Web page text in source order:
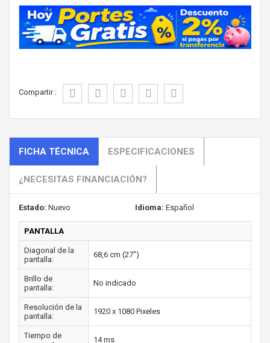
Compartir :
FICHA TÉCNICA ESPECIFICACIONES
¿NECESITAS FINANCIACIÓN?
Estado: Nuevo Idioma: Español
PANTALLA
Diagonal de la
pantalla:
68,6 cm (27")
Brillo de
pantalla:
No indicado
Resolución de la
pantalla:
1920 x 1080 Pixeles
Tiempo de
14 ms